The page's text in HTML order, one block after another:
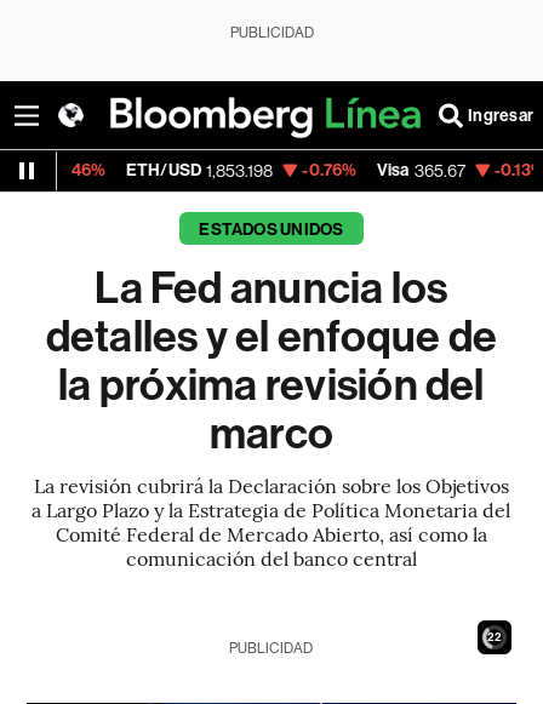
PUBLICIDAD
Ingresar
ETH/USD 1,853.198 -0.76% Visa 365.67 -0.13%
ESTADOS UNIDOS
La Fed anuncia los
detalles y el enfoque de
la próxima revisión del
marco
La revisión cubrirá la Declaración sobre los Objetivos
a Largo Plazo y la Estrategia de Política Monetaria del
Comité Federal de Mercado Abierto, así como la
comunicación del banco central
21
PUBLICIDAD